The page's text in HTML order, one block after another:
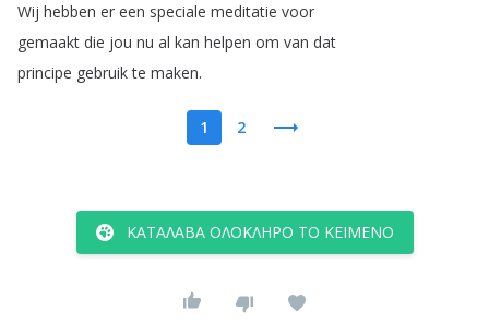
Wij hebben er een speciale meditatie voor
gemaakt die jou nu al kan helpen om van dat
principe gebruik te maken.
1 2
ΚΑΤΆΛΑΒΑ ΟΛΌΚΛΗΡΟ ΤΟ ΚΕΊΜΕΝΟ